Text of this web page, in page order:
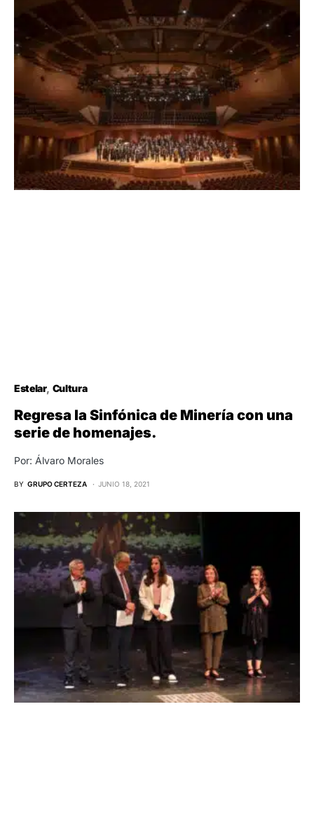
Estelar Cultura
Regresa la Sinfónica de Minería con una
serie de homenajes.
Por: Álvaro Morales
BY GRUPO CERTEZA JUNIO 18, 2021